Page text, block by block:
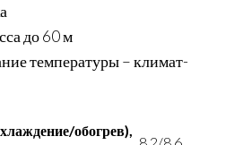
до 60 м
температуры – климат-
обогрев),
8,2/8,6